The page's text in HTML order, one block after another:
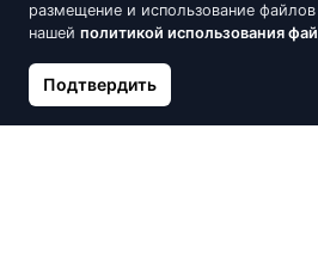
размещение и использование
нашей политикой использования
Подтвердить